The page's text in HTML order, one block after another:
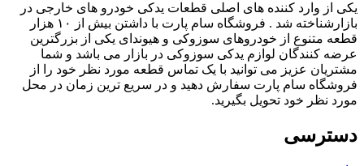
یکی از وارد کننده های اصلی قطعات یدکی خودرو های خارجی در
بازارشناخته شد . فروشگاه سام پارت با داشتن بیش از ۱۰ هزار
قطعه متنوع از خودروهای سوزوکی و هیوندای یکی از بزرگترین
عرضه کنندگان لوازم یدکی سوزوکی در بازار می باشد و شما
مشتریان عزیز می توانید با یک تماس قطعه مورد نظر خود را از
فروشگاه سام پارت سفارش دهید و در سریع ترین زمان در محل
مورد نظر خود تحویل بگیرید.
دسترسی